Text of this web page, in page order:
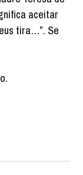
aceitar
tira…”. Se